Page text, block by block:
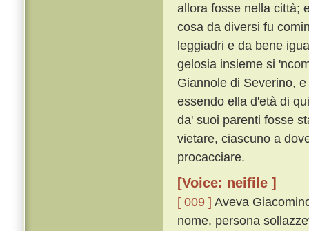
allora fosse nella città;
cosa da diversi fu
leggiadri e da bene
gelosia insieme si
Giannole di Severino,
essendo ella d'età di
da' suoi parenti fosse
vietare, ciascuno a
procacciare.
[Voice: neifile ]
[ 009 ] Aveva
nome, persona